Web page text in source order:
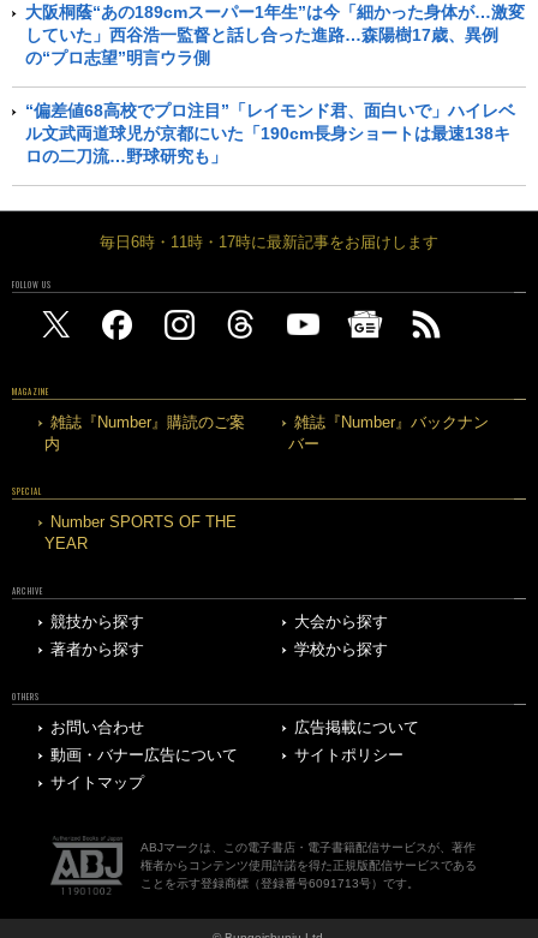
大阪桐蔭“あの189cmスーパー1年生”は今「細かった身体が…激変
していた」西谷浩一監督と話し合った進路…森陽樹17歳、異例
の“プロ志望”明言ウラ側
“偏差値68高校でプロ注目”「レイモンド君、面白いで」ハイレベ
ル文武両道球児が京都にいた「190cm長身ショートは最速138キ
ロの二刀流…野球研究も」
毎日6時・11時・17時に最新記事をお届けします
FOLLOW US
MAGAZINE
雑誌『Number』購読のご案
内
雑誌『Number』バックナン
バー
SPECIAL
Number SPORTS OF THE
YEAR
ARCHIVE
競技から探す
大会から探す
著者から探す
学校から探す
OTHERS
お問い合わせ
広告掲載について
動画・バナー広告について
サイトポリシー
サイトマップ
ABJマークは、この電子書店・電子書籍配信サービスが、著作
権者からコンテンツ使用許諾を得た正規版配信サービスである
ことを示す登録商標（登録番号6091713号）です。